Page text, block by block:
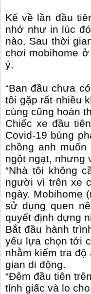
Kể về lần đầu
nhớ như in lúc
nào. Sau thời
chơi mobihome
ý.
“Ban đầu chưa
tôi gặp rất nhiều
cùng cũng hoàn
Chiếc xe đầu
Covid-19 bùng
chồng anh
ngột ngạt, nhưng
“Nhà tôi không
người vì trên xe
ngày. Mobihome
sử dụng quen
quyết định dựng
Bắt đầu hành
yếu lựa chọn tới
nhằm kiểm tra
gian di động.
“Đêm đầu tiên
tỉnh giấc và lo